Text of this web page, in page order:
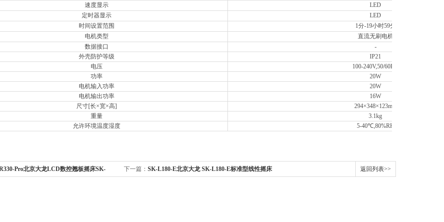
速度显示
LED
定时器显示
LED
时间设置范围
1分-19小时59分
电机类型
直流无刷电机
数据接口
-
外壳防护等级
IP21
电压
100-240V,50/60HZ
功率
20W
电机输入功率
20W
电机输出功率
16W
尺寸[长×宽×高]
294×348×123mm
重量
3.1kg
允许环境温度湿度
5-40℃,80%RH
Pro北京大龙LCD数控翘板摇床SK- 下一篇： SK-L180-E北京大龙 SK-L180-E标准型线性摇床 返回列表>>